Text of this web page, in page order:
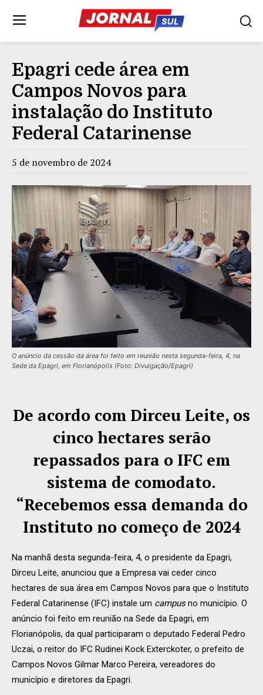
Epagri cede área em
Campos Novos para
instalação do Instituto
Federal Catarinense
5 de novembro de 2024
O anúncio da cessão da área foi feito em reunião nesta segunda-feira, 4, na
Sede da Epagri, em Florianópolis (Foto: Divulgação/Epagri)
De acordo com Dirceu Leite, os
cinco hectares serão
repassados para o IFC em
sistema de comodato.
“Recebemos essa demanda do
Instituto no começo de 2024
Na manhã desta segunda-feira, 4, o presidente da Epagri,
Dirceu Leite, anunciou que a Empresa vai ceder cinco
hectares de sua área em Campos Novos para que o Instituto
Federal Catarinense (IFC) instale um campusno município. O
anúncio foi feito em reunião na Sede da Epagri, em
Florianópolis, da qual participaram o deputado Federal Pedro
Uczai, o reitor do IFC Rudinei Kock Exterckoter, o prefeito de
Campos Novos Gilmar Marco Pereira, vereadores do
município e diretores da Epagri.